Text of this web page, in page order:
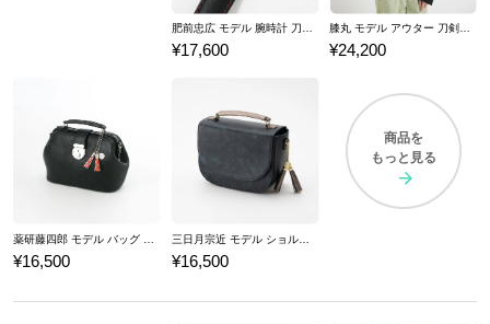
肥前忠広 モデル 腕時計 刀剣乱舞ONLINE
¥17,600
膝丸 モデル アウター 刀剣乱舞ONLINE
¥24,200
¥16,500
三日月宗近 モデル ショルダーバッグ 刀剣乱舞ONLINE
¥16,500
商品を
もっと見る